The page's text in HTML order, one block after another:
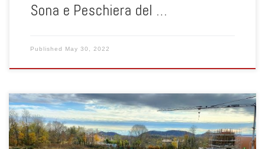
Sona e Peschiera del …
Published May 30, 2022
Il giorno 29 novembre 2021 si è svolta la visita tecnica degli